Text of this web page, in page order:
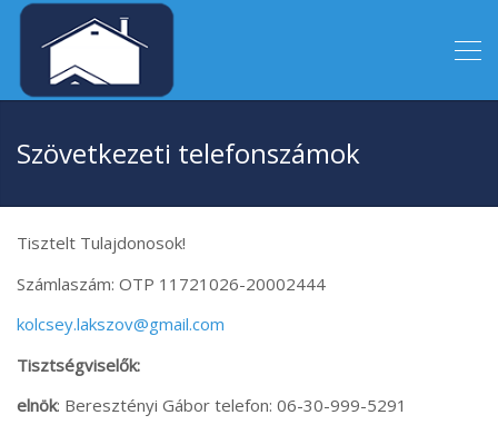
Szövetkezeti telefonszámok
Tisztelt Tulajdonosok!
Számlaszám: OTP 11721026-20002444
kolcsey.lakszov@gmail.com
Tisztségviselők:
elnök: Beresztényi Gábor telefon: 06-30-999-5291